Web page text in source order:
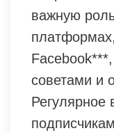
важную
советами и
Регулярное